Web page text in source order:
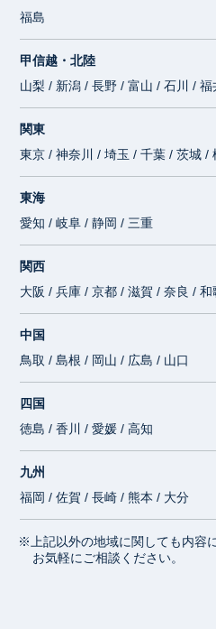
福島
甲信越・北陸
山梨 / 新潟 / 長野 / 富山 / 石川 / 福
関東
東京 / 神奈川 / 埼玉 / 千葉 / 茨城 /
東海
愛知 / 岐阜 / 静岡 / 三重
関西
大阪 / 兵庫 / 京都 / 滋賀 / 奈良 / 和
中国
鳥取 / 島根 / 岡山 / 広島 / 山口
四国
徳島 / 香川 / 愛媛 / 高知
九州
福岡 / 佐賀 / 長崎 / 熊本 / 大分
※上記以外の地域に関しても内容
お気軽にご相談ください。